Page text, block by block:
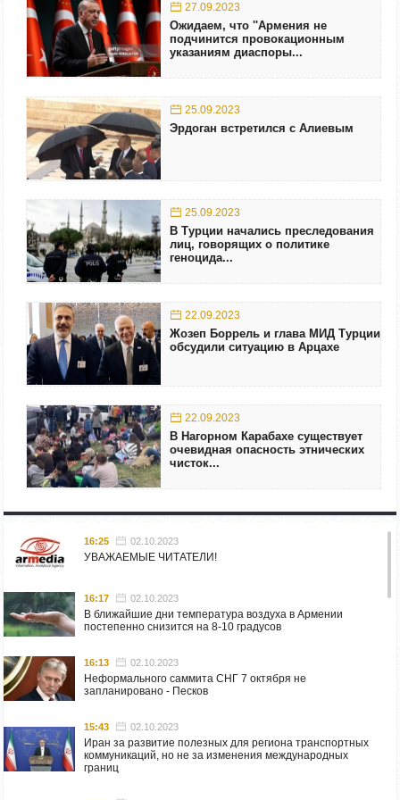
27.09.2023
Ожидаем, что ''Армения не
подчинится провокационным
указаниям диаспоры...
25.09.2023
Эрдоган встретился с Алиевым
25.09.2023
В Турции начались преследования
лиц, говорящих о политике
геноцида...
22.09.2023
Жозеп Боррель и глава МИД Турции
обсудили ситуацию в Арцахе
22.09.2023
В Нагорном Карабахе существует
очевидная опасность этнических
чисток...
16:25 02.10.2023
УВАЖАЕМЫЕ ЧИТАТЕЛИ!
16:17 02.10.2023
В ближайшие дни температура воздуха в Армении
постепенно снизится на 8-10 градусов
16:13 02.10.2023
Неформального саммита СНГ 7 октября не
запланировано - Песков
15:43 02.10.2023
Иран за развитие полезных для региона транспортных
коммуникаций, но не за изменения международных
границ